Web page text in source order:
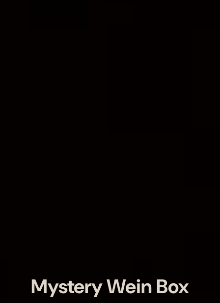
Mystery Wein Box